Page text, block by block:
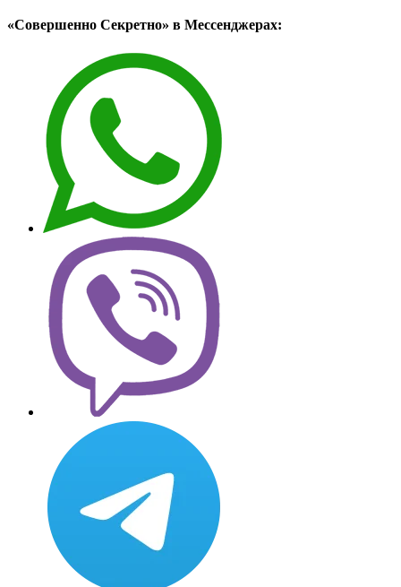
«Совершенно Секретно» в Мессенджерах: